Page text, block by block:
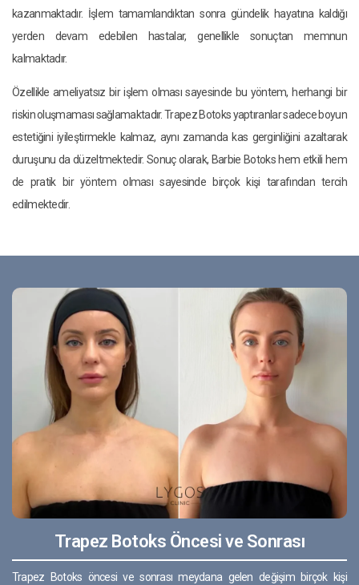
kazanmaktadır. İşlem tamamlandıktan sonra gündelik hayatına kaldığı
yerden devam edebilen hastalar, genellikle sonuçtan memnun
kalmaktadır.
Özellikle ameliyatsız bir işlem olması sayesinde bu yöntem, herhangi bir
riskin oluşmaması sağlamaktadır. Trapez Botoks yaptıranlar sadece boyun
estetiğini iyileştirmekle kalmaz, aynı zamanda kas gerginliğini azaltarak
duruşunu da düzeltmektedir. Sonuç olarak, Barbie Botoks hem etkili hem
de pratik bir yöntem olması sayesinde birçok kişi tarafından tercih
edilmektedir.
Trapez Botoks Öncesi ve Sonrası
Trapez Botoks öncesi ve sonrası meydana gelen değişim birçok kişi